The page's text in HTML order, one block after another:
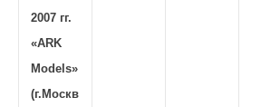
2007 гг.
«ARK
Models»
(г.Москв